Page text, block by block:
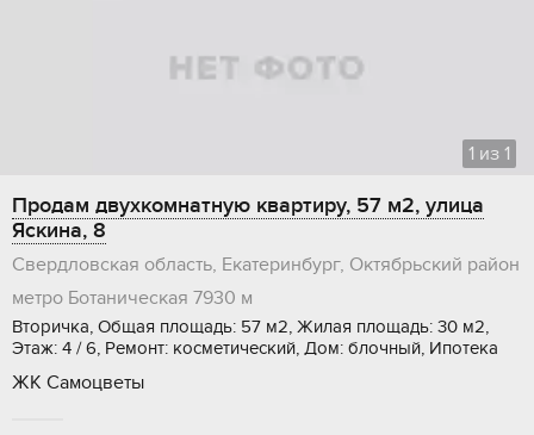
1 из 1
Продам двухкомнатную квартиру, 57 м2, улица
Яскина, 8
Свердловская область, Екатеринбург, Октябрьский район
метро Ботаническая 7930 м
Вторичка, Общая площадь: 57 м2, Жилая площадь: 30 м2,
Этаж: 4 / 6, Ремонт: косметический, Дом: блочный, Ипотека
ЖК Самоцветы